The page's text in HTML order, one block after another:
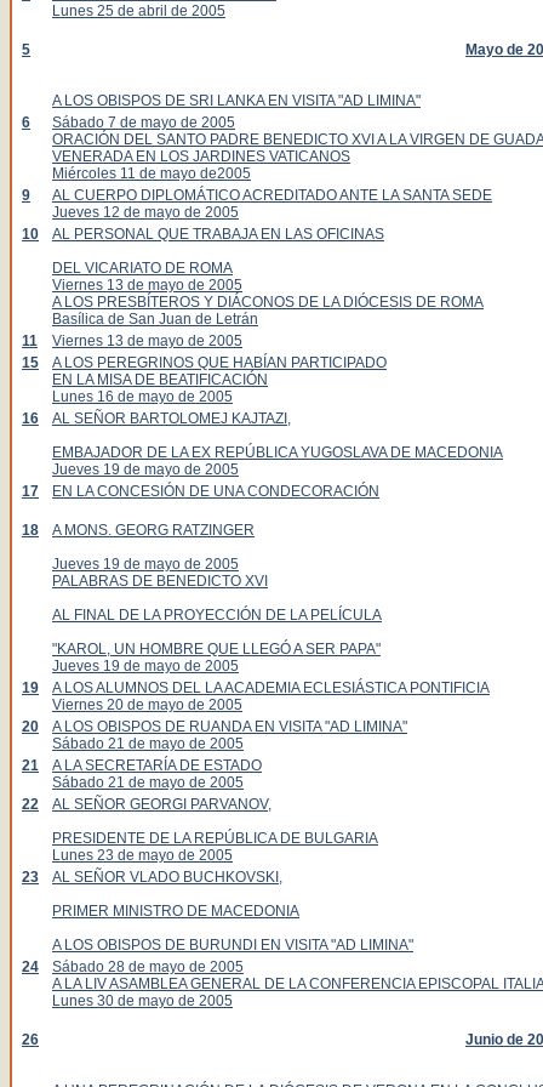
Lunes 25 de abril de 2005
5 Mayo de
A LOS OBISPOS DE SRI LANKA EN VISITA "AD LIMINA"
6
Sábado 7 de mayo de 2005
ORACIÓN DEL SANTO PADRE BENEDICTO XVI A LA VIRGEN DE
VENERADA EN LOS JARDINES VATICANOS
Miércoles 11 de mayo de2005
9
AL CUERPO DIPLOMÁTICO ACREDITADO ANTE LA SANTA SEDE
Jueves 12 de mayo de 2005
10
AL PERSONAL QUE TRABAJA EN LAS OFICINAS
DEL VICARIATO DE ROMA
Viernes 13 de mayo de 2005
A LOS PRESBÍTEROS Y DIÁCONOS DE LA DIÓCESIS DE ROMA
Basílica de San Juan de Letrán
11
Viernes 13 de mayo de 2005
15
A LOS PEREGRINOS QUE HABÍAN PARTICIPADO
EN LA MISA DE BEATIFICACIÓN
Lunes 16 de mayo de 2005
16
AL SEÑOR BARTOLOMEJ KAJTAZI,
EMBAJADOR DE LA EX REPÚBLICA YUGOSLAVA DE MACEDONIA
Jueves 19 de mayo de 2005
17
EN LA CONCESIÓN DE UNA CONDECORACIÓN
18
A MONS. GEORG RATZINGER
Jueves 19 de mayo de 2005
PALABRAS DE BENEDICTO XVI
AL FINAL DE LA PROYECCIÓN DE LA PELÍCULA
"KAROL, UN HOMBRE QUE LLEGÓ A SER PAPA"
Jueves 19 de mayo de 2005
19
A LOS ALUMNOS DEL LA ACADEMIA ECLESIÁSTICA PONTIFICIA
Viernes 20 de mayo de 2005
20
A LOS OBISPOS DE RUANDA EN VISITA "AD LIMINA"
Sábado 21 de mayo de 2005
21
A LA SECRETARÍA DE ESTADO
Sábado 21 de mayo de 2005
22
AL SEÑOR GEORGI PARVANOV,
PRESIDENTE DE LA REPÚBLICA DE BULGARIA
Lunes 23 de mayo de 2005
23
AL SEÑOR VLADO BUCHKOVSKI,
PRIMER MINISTRO DE MACEDONIA
A LOS OBISPOS DE BURUNDI EN VISITA "AD LIMINA"
24
Sábado 28 de mayo de 2005
A LA LIV ASAMBLEA GENERAL DE LA CONFERENCIA EPISCOPAL
Lunes 30 de mayo de 2005
26 Junio de